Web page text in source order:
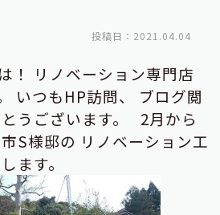
投稿日：2021.04.04
！
リノベーション専門店
いつもHP訪問、
ブログ閲
うございます。
2月から
S様邸の リノベーション工
ます。